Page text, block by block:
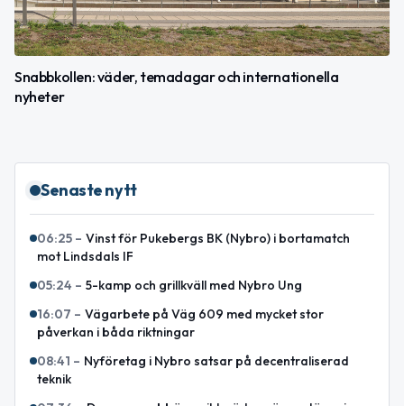
Snabbkollen: väder, temadagar och internationella
nyheter
Senaste nytt
06:25 – Vinst för Pukebergs BK (Nybro) i bortamatch
mot Lindsdals IF
05:24 – 5-kamp och grillkväll med Nybro Ung
16:07 – Vägarbete på Väg 609 med mycket stor
påverkan i båda riktningar
08:41 – Nyföretag i Nybro satsar på decentraliserad
teknik